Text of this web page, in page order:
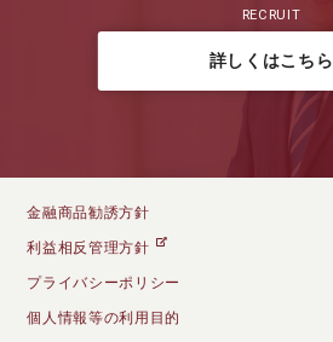
RECRUIT
詳しくはこちら
金融商品勧誘方針
利益相反管理方針
プライバシーポリシー
個人情報等の利用目的